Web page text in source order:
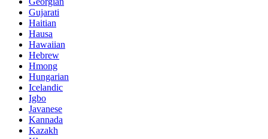
Gujarati
Haitian
Hausa
Hawaiian
Hebrew
Hmong
Hungarian
Icelandic
Igbo
Javanese
Kannada
Kazakh